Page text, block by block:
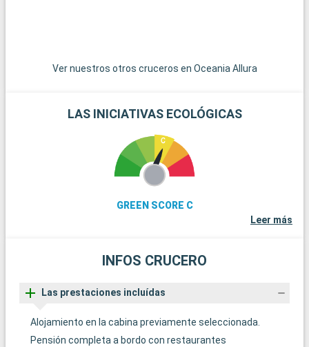
Ver nuestros otros cruceros en Oceania Allura
LAS INICIATIVAS ECOLÓGICAS
GREEN SCORE C
Leer más
INFOS CRUCERO
Las prestaciones incluídas
Alojamiento en la cabina previamente seleccionada.
Pensión completa a bordo con restaurantes